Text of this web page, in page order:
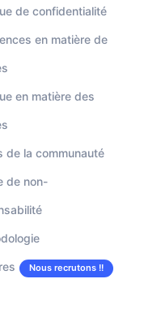
de confidentialité
en matière de
en matière des
de la communauté
de non-
Nous recrutons !!